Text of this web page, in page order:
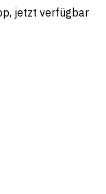
jetzt verfügbar